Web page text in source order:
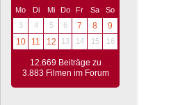
Mo Di Mi Do Fr Sa
So
3
4 5 6 7 8
9
10
11 12 13 14 15 16
12.669 Beiträge zu
3.883 Filmen im Forum